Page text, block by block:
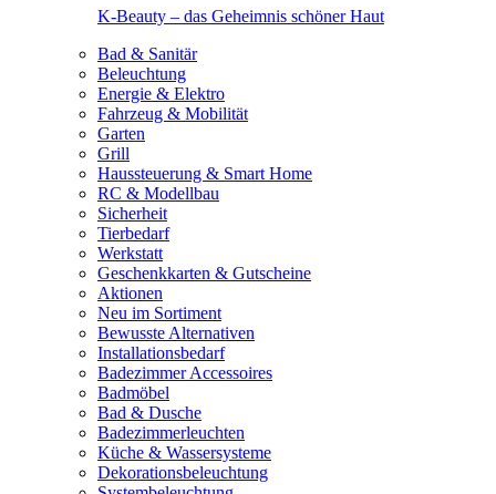
K-Beauty – das Geheimnis schöner Haut
Bad & Sanitär
Beleuchtung
Energie & Elektro
Fahrzeug & Mobilität
Garten
Grill
Haussteuerung & Smart Home
RC & Modellbau
Sicherheit
Tierbedarf
Werkstatt
Geschenkkarten & Gutscheine
Aktionen
Neu im Sortiment
Bewusste Alternativen
Installationsbedarf
Badezimmer Accessoires
Badmöbel
Bad & Dusche
Badezimmerleuchten
Küche & Wassersysteme
Dekorationsbeleuchtung